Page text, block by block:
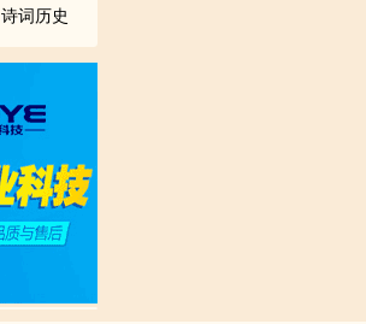
诗词历史